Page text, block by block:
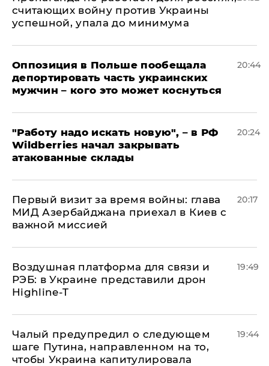
считающих войну против Украины
успешной, упала до минимума
Оппозиция в Польше пообещала
депортировать часть украинских
мужчин – кого это может коснуться
20:44
"Работу надо искать новую", – в РФ
Wildberries начал закрывать
атакованные склады
20:24
Первый визит за время войны: глава
МИД Азербайджана приехал в Киев с
важной миссией
20:17
Воздушная платформа для связи и
РЭБ: в Украине представили дрон
Highline-T
19:49
Чалый предупредил о следующем
шаге Путина, направленном на то,
чтобы Украина капитулировала
19:44